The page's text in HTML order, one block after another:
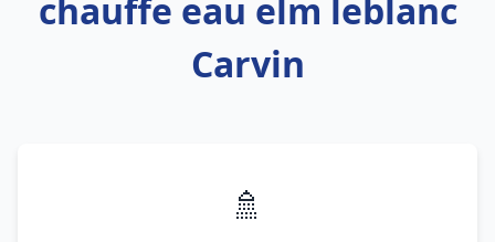
chauffe eau elm leblanc
Carvin
🚿